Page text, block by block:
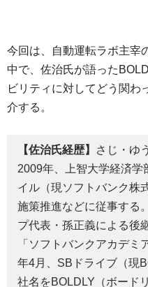
今回は、自動運転ラボ主宰
中で、佐治氏が語った
ビリティに対してどう関わ
介する。
【佐治氏経歴】
さじ・ゆ
2009年、上智大学経済
イル（現ソフトバンク株
施策推進などに従事する
プ代表・孫正義による後
「ソフトバンクアカデ
年4月、SBドライブ（現
社名をBOLDLY（ボード